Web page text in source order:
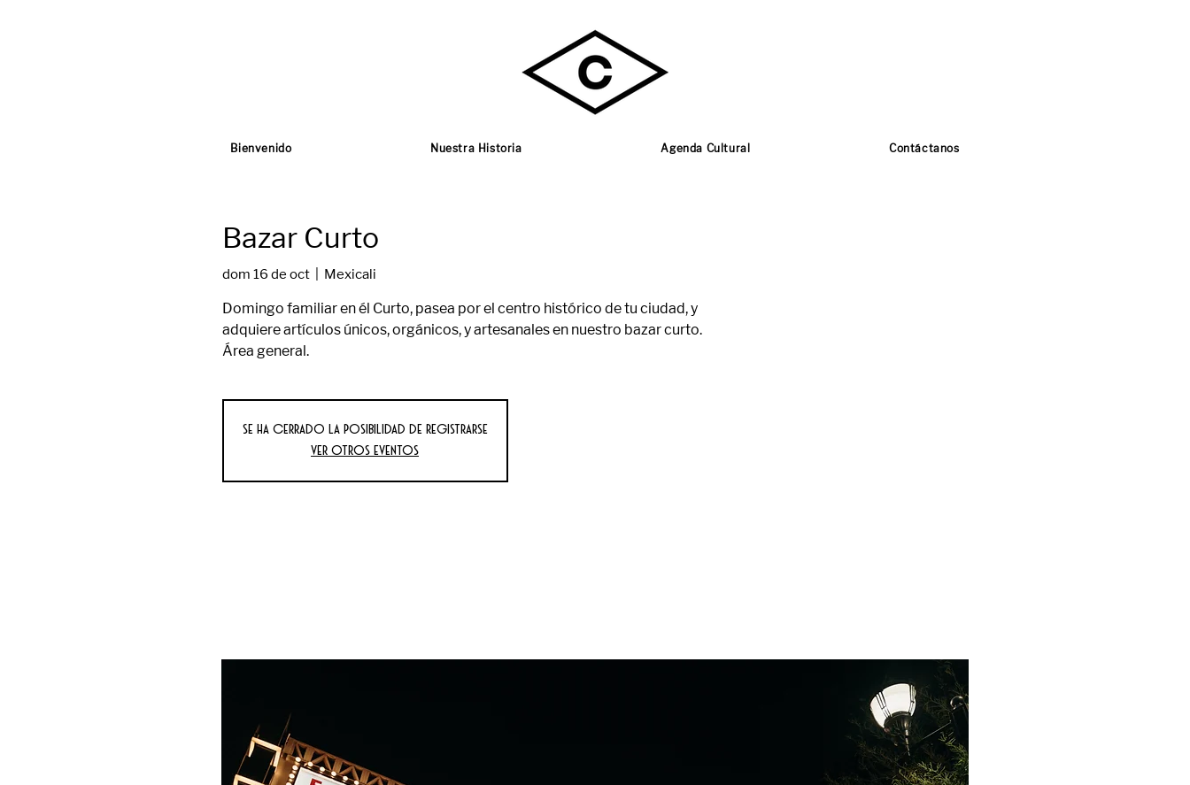
Bienvenido Nuestra Historia Agenda Cultural Contáctanos
Bazar Curto
dom 16 de oct
  |
Mexicali
Domingo familiar en él Curto, pasea por el centro histórico de tu ciudad, y
adquiere artículos únicos, orgánicos, y artesanales en nuestro bazar curto.
Área general.
Se ha cerrado la posibilidad de registrarse
Ver otros eventos